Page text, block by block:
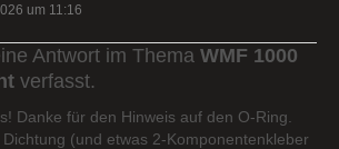
um 11:16
Antwort im Thema WMF 1000
verfasst.
Danke für den Hinweis auf den O-Ring.
(und etwas 2-Komponentenkleber